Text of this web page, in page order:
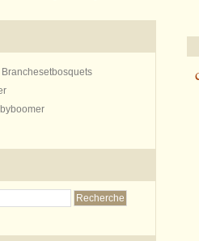
Branchesetbosquets